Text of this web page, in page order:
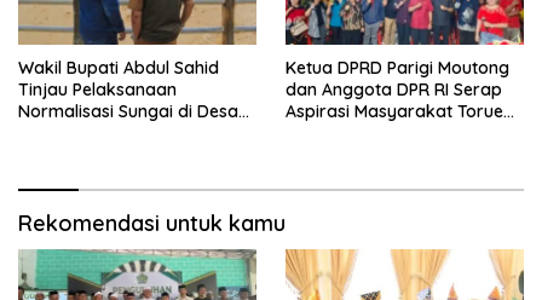
Wakil Bupati Abdul Sahid
Tinjau Pelaksanaan
Normalisasi Sungai di Desa
Ketua DPRD Parigi Moutong
dan Anggota DPR RI Serap
Aspirasi Masyarakat Torue
Rekomendasi untuk kamu